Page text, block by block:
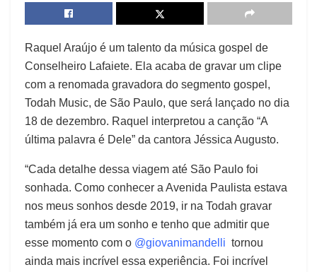
Raquel Araújo é um talento da música gospel de
Conselheiro Lafaiete. Ela acaba de gravar um clipe
com a renomada gravadora do segmento gospel,
Todah Music, de São Paulo, que será lançado no dia
18 de dezembro. Raquel interpretou a canção “A
última palavra é Dele” da cantora Jéssica Augusto.
“Cada detalhe dessa viagem até São Paulo foi
sonhada. Como conhecer a Avenida Paulista estava
nos meus sonhos desde 2019, ir na Todah gravar
também já era um sonho e tenho que admitir que
esse momento com o @giovanimandelli tornou
ainda mais incrível essa experiência. Foi incrível